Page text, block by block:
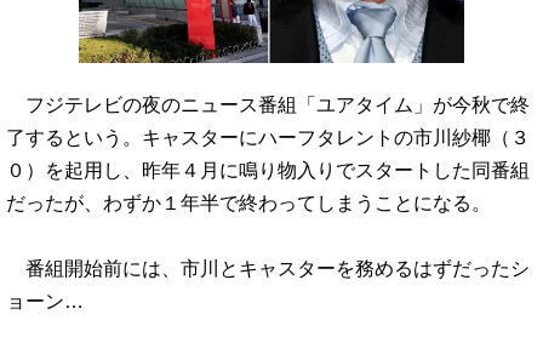
フジテレビの夜のニュース番組「ユアタイム」が今秋で終
了するという。キャスターにハーフタレントの市川紗椰（３
０）を起用し、昨年４月に鳴り物入りでスタートした同番組
だったが、わずか１年半で終わってしまうことになる。
番組開始前には、市川とキャスターを務めるはずだったシ
ョーン…